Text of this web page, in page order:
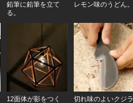
鉛筆に鉛筆を立て
る。
レモン味のうどん。
12面体が影をつく
切れ味のよいクジラ